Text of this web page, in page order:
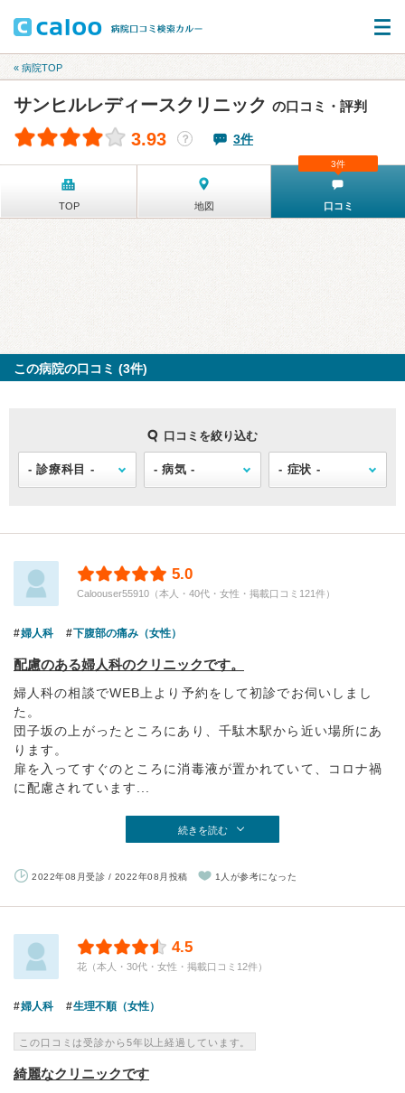
« 病院TOP
サンヒルレディースクリニック の口コミ・評判
3.93 ？ 3件
TOP 地図 口コミ
3件
この病院の口コミ (3件)
口コミを絞り込む
5.0
Caloouser55910（本人・40代・女性・掲載口コミ121件）
婦人科 下腹部の痛み（女性）
配慮のある婦人科のクリニックです。
婦人科の相談でWEB上より予約をして初診でお伺いしまし
た。
団子坂の上がったところにあり、千駄木駅から近い場所にあ
ります。
扉を入ってすぐのところに消毒液が置かれていて、コロナ禍
に配慮されています...
続きを読む
2022年08月受診 / 2022年08月投稿 1人が参考になった
4.5
花（本人・30代・女性・掲載口コミ12件）
婦人科 生理不順（女性）
この口コミは受診から5年以上経過しています。
綺麗なクリニックです